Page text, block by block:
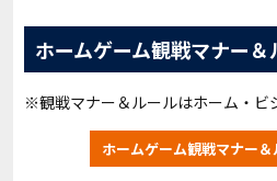
ホームゲーム観戦マナー＆
※観戦マナー＆ルールはホーム・ビ
ホームゲーム観戦マナー